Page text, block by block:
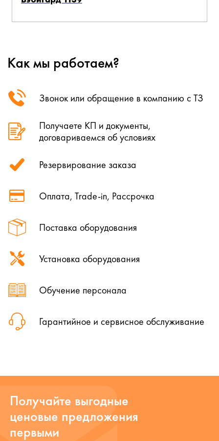
Как мы работаем?
Звонок или обращение в компанию с ТЗ
Поставка оборудования
Получаете КП и документы,
договариваемся об условиях
Установка оборудования
Резервирование заказа
Обучение персонала
Оплата, Trade-in, Рассрочка
Гарантийное и сервисное обслуживание
Получайте выгодные
ценовые предложения
первыми